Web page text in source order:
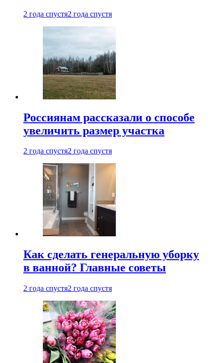
2 года спустя2 года спустя
Россиянам рассказали о способе
увеличить размер участка
2 года спустя2 года спустя
Как сделать генеральную уборку
в ванной? Главные советы
2 года спустя2 года спустя